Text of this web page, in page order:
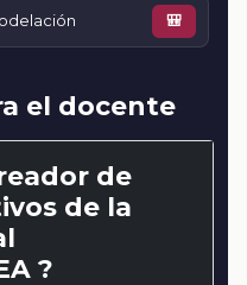
🎒
el docente
de
de la
?